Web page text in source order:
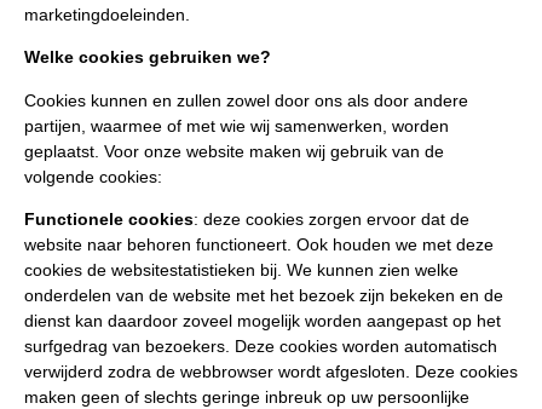
marketingdoeleinden.
Welke cookies gebruiken we?
Cookies kunnen en zullen zowel door ons als door andere
partijen, waarmee of met wie wij samenwerken, worden
geplaatst. Voor onze website maken wij gebruik van de
volgende cookies:
Functionele cookies: deze cookies zorgen ervoor dat de
website naar behoren functioneert. Ook houden we met deze
cookies de websitestatistieken bij. We kunnen zien welke
onderdelen van de website met het bezoek zijn bekeken en de
dienst kan daardoor zoveel mogelijk worden aangepast op het
surfgedrag van bezoekers. Deze cookies worden automatisch
verwijderd zodra de webbrowser wordt afgesloten. Deze cookies
maken geen of slechts geringe inbreuk op uw persoonlijke